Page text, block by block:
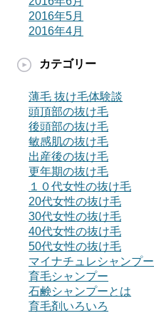
2016年5月
2016年4月
カテゴリー
薄毛 抜け毛体験談
頭頂部の抜け毛
後頭部の抜け毛
敏感肌の抜け毛
出産後の抜け毛
更年期の抜け毛
１０代女性の抜け毛
20代女性の抜け毛
30代女性の抜け毛
40代女性の抜け毛
50代女性の抜け毛
マイナチュレシャンプー
育毛シャンプー
石鹸シャンプーとは
育毛剤いろいろ